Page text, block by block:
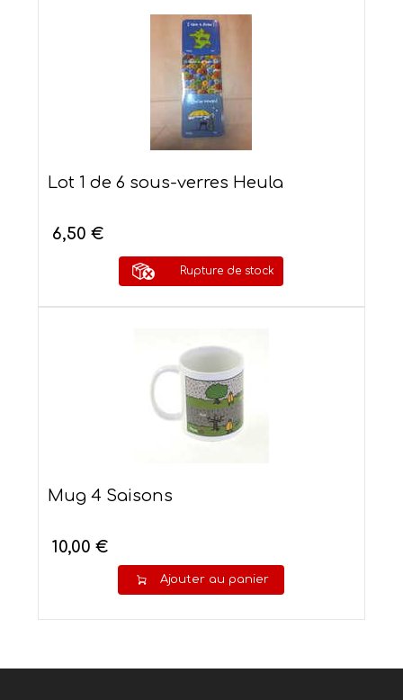
Lot 1 de 6 sous-verres Heula
6,50 €
Rupture de stock
Mug 4 Saisons
10,00 €
Ajouter au panier